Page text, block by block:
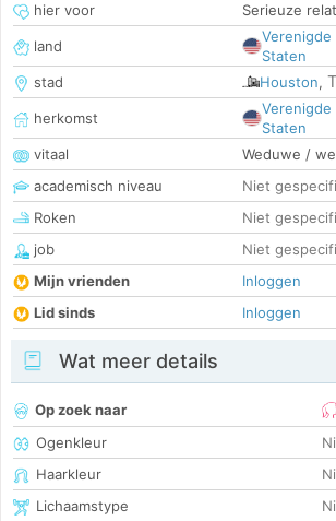
hier voor
Serieuze
land
Verenigde
Staten
stad
Houston,
herkomst
Verenigde
Staten
vitaal
Weduwe /
academisch niveau
Niet
Roken
Niet
job
Niet
Mijn vrienden
Inloggen
Lid sinds
Inloggen
Wat meer details
Op zoek naar
Ogenkleur
Haarkleur
Lichaamstype